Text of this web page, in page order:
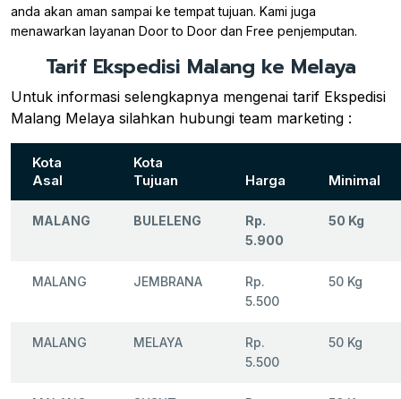
anda akan aman sampai ke tempat tujuan. Kami juga
menawarkan layanan Door to Door dan Free penjemputan.
Tarif Ekspedisi Malang ke Melaya
Untuk informasi selengkapnya mengenai tarif Ekspedisi
Malang Melaya silahkan hubungi team marketing :
Kota
Asal
Kota
Tujuan
Harga Minimal
MALANG BULELENG
Rp.
5.900
50 Kg
MALANG JEMBRANA
Rp.
5.500
50 Kg
MALANG MELAYA
Rp.
5.500
50 Kg